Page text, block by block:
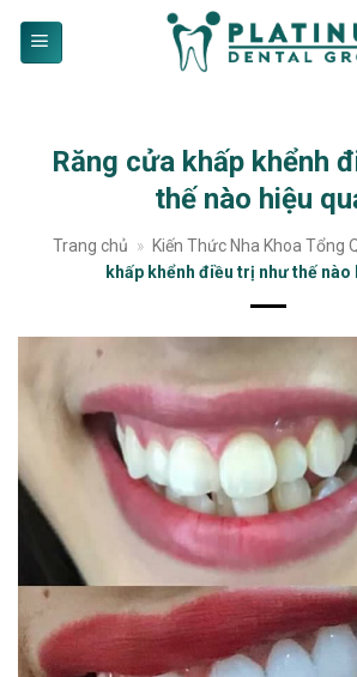
Răng cửa khấp khểnh
thế nào hiệu
Trang chủ » Kiến Thức Nha Khoa Tổng
khấp khểnh điều trị như thế nào